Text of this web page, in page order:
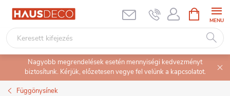
Ugrás
tartalomhoz
KOSÁR
Nagyobb megrendelések esetén mennyiségi kedvezményt
biztosítunk. Kérjük, előzetesen vegye fel velünk a kapcsolatot.
Függönysínek